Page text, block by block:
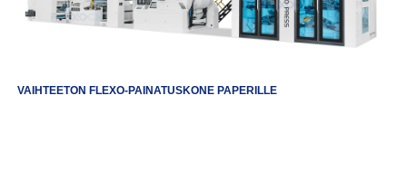
VAIHTEETON FLEXO-PAINATUSKONE PAPERILLE